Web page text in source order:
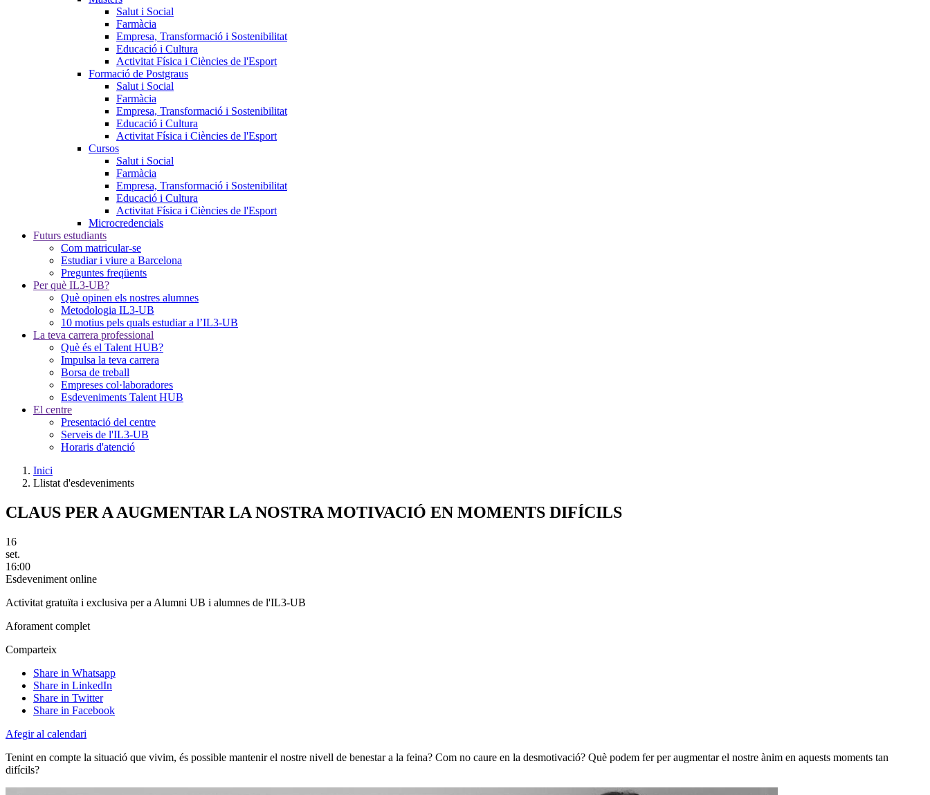
Salut i Social
Farmàcia
Empresa, Transformació i Sostenibilitat
Educació i Cultura
Activitat Física i Ciències de l'Esport
Formació de Postgraus
Salut i Social
Farmàcia
Empresa, Transformació i Sostenibilitat
Educació i Cultura
Activitat Física i Ciències de l'Esport
Cursos
Salut i Social
Farmàcia
Empresa, Transformació i Sostenibilitat
Educació i Cultura
Activitat Física i Ciències de l'Esport
Microcredencials
Futurs estudiants
Com matricular-se
Estudiar i viure a Barcelona
Preguntes freqüents
Per què IL3-UB?
Què opinen els nostres alumnes
Metodologia IL3-UB
10 motius pels quals estudiar a l’IL3-UB
La teva carrera professional
Què és el Talent HUB?
Impulsa la teva carrera
Borsa de treball
Empreses col·laboradores
Esdeveniments Talent HUB
El centre
Presentació del centre
Serveis de l'IL3-UB
Horaris d'atenció
Inici
Llistat d'esdeveniments
CLAUS PER A AUGMENTAR LA NOSTRA MOTIVACIÓ EN MOMENTS DIFÍCILS
16
set.
16:00
Esdeveniment online
Activitat gratuïta i exclusiva per a Alumni UB i alumnes de l'IL3-UB
Aforament complet
Comparteix
Share in Whatsapp
Share in LinkedIn
Share in Twitter
Share in Facebook
Afegir al calendari
Tenint en compte la situació que vivim, és possible mantenir el nostre nivell de benestar a la feina? Com no caure en la desmotivació? Què podem fer per augmentar el nostre ànim en aquests moments tan
difícils?